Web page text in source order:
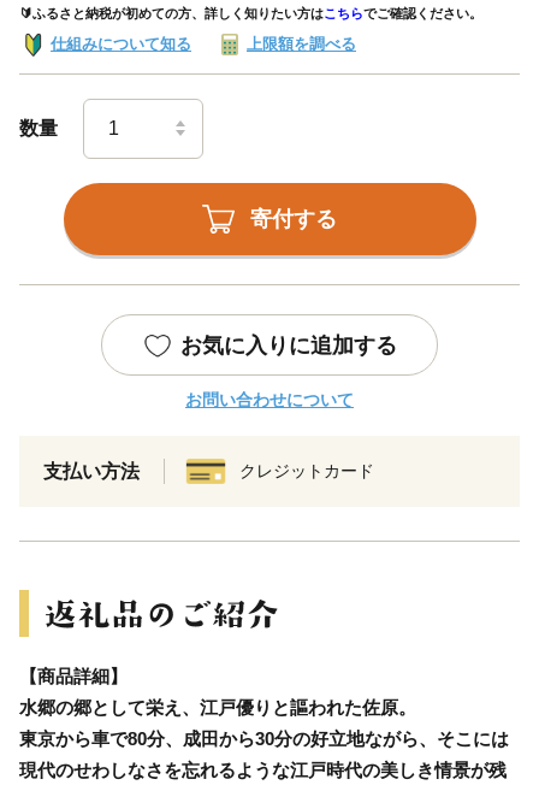
🔰ふるさと納税が初めての方、詳しく知りたい方はこちらでご確認ください。
仕組みについて知る 上限額を調べる
数量
寄付する
お気に入りに追加する
お問い合わせについて
支払い方法 クレジットカード
【商品詳細】
水郷の郷として栄え、江戸優りと謳われた佐原。
東京から車で80分、成田から30分の好立地ながら、そこには
現代のせわしなさを忘れるような江戸時代の美しき情景が残